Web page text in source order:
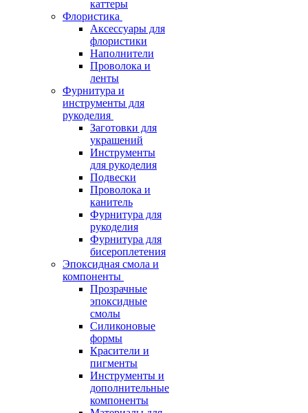
каттеры
Флористика
Аксессуары для
флористики
Наполнители
Проволока и
ленты
Фурнитура и
инструменты для
рукоделия
Заготовки для
украшений
Инструменты
для рукоделия
Подвески
Проволока и
канитель
Фурнитура для
рукоделия
Фурнитура для
бисероплетения
Эпоксидная смола и
компоненты
Прозрачные
эпоксидные
смолы
Силиконовые
формы
Красители и
пигменты
Инструменты и
дополнительные
компоненты